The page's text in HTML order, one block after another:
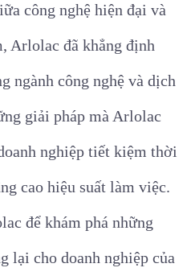
công nghệ hiện đại và
Arlolac đã khẳng định
ngành công nghệ và dịch
giải pháp mà Arlolac
nghiệp tiết kiệm thời
cao hiệu suất làm việc.
để khám phá những
lại cho doanh nghiệp của